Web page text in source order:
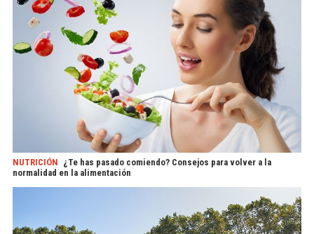
NUTRICIÓN ¿Te has pasado comiendo? Consejos para volver a la
normalidad en la alimentación